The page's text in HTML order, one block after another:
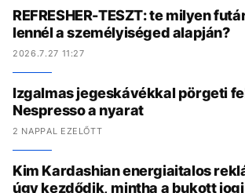
REFRESHER-TESZT: te milyen
lennél a személyiséged alapján?
2026.7.27 11:27
Izgalmas jegeskávékkal pörgeti
Nespresso a nyarat
2 NAPPAL EZELŐTT
Kim Kardashian energiaitalos
úgy kezdődik, mintha a bukott jogi